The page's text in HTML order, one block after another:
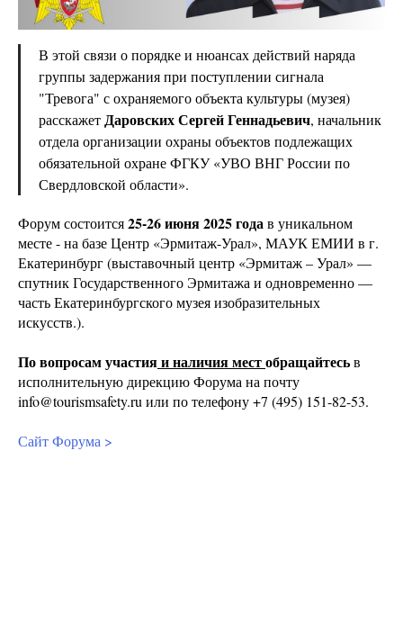
В этой связи о порядке и нюансах действий наряда
группы задержания при поступлении сигнала
"Тревога" с охраняемого объекта культуры (музея)
расскажетДаровских Сергей Геннадьевич, начальник
отдела организации охраны объектов подлежащих
обязательной охране ФГКУ «УВО ВНГ России по
Свердловской области».
Форум состоится25-26 июня 2025 годав уникальном
месте - на базе Центр «Эрмитаж-Урал», МАУК ЕМИИ в г.
Екатеринбург (выставочный центр «Эрмитаж – Урал» —
спутник Государственного Эрмитажа и одновременно —
часть Екатеринбургского музея изобразительных
искусств.).
По вопросам участияи наличия местобращайтесьв
исполнительную дирекцию Форума на почту
info@tourismsafety.ru или по телефону +7 (495) 151-82-53.
Сайт Форума >